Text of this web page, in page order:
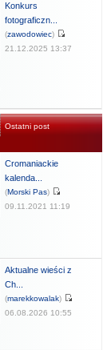
Konkurs
fotograficzn...
(zawodowiec)
21.12.2025 13:37
Ostatni post
Cromaniackie
kalenda...
(Morski Pas)
09.11.2021 11:19
Aktualne wieści z
Ch...
(marekkowalak)
06.08.2026 10:55